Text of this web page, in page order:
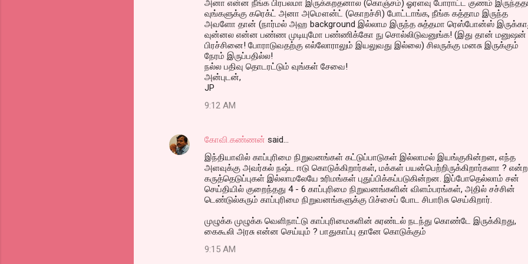
அனா என்ன நீங்க பிரபலமா இருக்கறதனால (கொஞ்சம்) ஓரளவு போராட்ட குணம்
வுங்களுக்கு கரெக்ட் அனா அமௌன்ட் (கொறச்சி) போட்டாங்க, நீங்க கத்தாம இருந்த
அவளோ தான் (நார்மல் அஹ background இல்லாம இருந்த சுத்தமா ரெஸ்போன்ஸ்
வுன்னல என்ன பண்ண முடியுமோ பண்ணிக்கோ நு சொல்லிடுவனுங்க! (இது தான் மனுஷன்
பிரச்சினை! போராடுவதற்கு எல்லோராலும் இயலுவது இல்லை) சிலருக்கு மனசு இருக்கும்
நேரம் இருப்பதில்ல!
நல்ல பதிவு தொடரட்டும் வுங்கள் சேவை!
அன்புடன்,
JP
9:12 AM
கோவி.கண்ணன் said…
இந்தியாவில் காப்புரிமை நிறுவனங்கள் கட்டுப்பாடுகள் இல்லாமல் இயங்குகின்றன, எந்த
அளவுக்கு அவர்கல் நஷ்ட ஈடு கொடுக்கிறார்கள், மக்கள் பயன்பெற்றிருக்கிறார்களா ? என்ற
கருத்தெடுப்புகள் இல்லாமலேயே உரிமங்கள் புதுப்பிக்கப்படுகின்றன. இப்போதெல்லாம் சன்
செய்தியில் குறைந்தது 4 - 6 காப்புரிமை நிறுவனங்களின் விளம்பரங்கள், அதில் சச்சின்
டெண்டுல்கரும் காப்புரிமை நிறுவனங்களுக்கு பிச்சைப் போட சிபாரிசு செய்கிறார்.
முழுக்க முழுக்க வெளிநாட்டு காப்புரிமைகளின் சுரண்டல் நடந்து கொண்டே இருக்கிறது,
கைகூலி அரசு என்ன செய்யும் ? பாதுகாப்பு தானே கொடுக்கும்
9:15 AM